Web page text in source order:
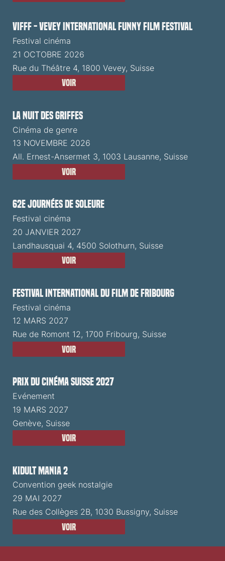
VIFFF - Vevey International Funny Film Festival
Festival cinéma
21 OCTOBRE 2026
Rue du Théâtre 4, 1800 Vevey, Suisse
Voir
La Nuit des Griffes
Cinéma de genre
13 NOVEMBRE 2026
All. Ernest-Ansermet 3, 1003 Lausanne, Suisse
Voir
62e Journées de Soleure
Festival cinéma
20 JANVIER 2027
Landhausquai 4, 4500 Solothurn, Suisse
Voir
Festival International du Film de Fribourg
Festival cinéma
12 MARS 2027
Rue de Romont 12, 1700 Fribourg, Suisse
Voir
Prix du Cinéma Suisse 2027
Evénement
19 MARS 2027
Genève, Suisse
Voir
Kidult Mania 2
Convention geek nostalgie
29 MAI 2027
Rue des Collèges 2B, 1030 Bussigny, Suisse
Voir